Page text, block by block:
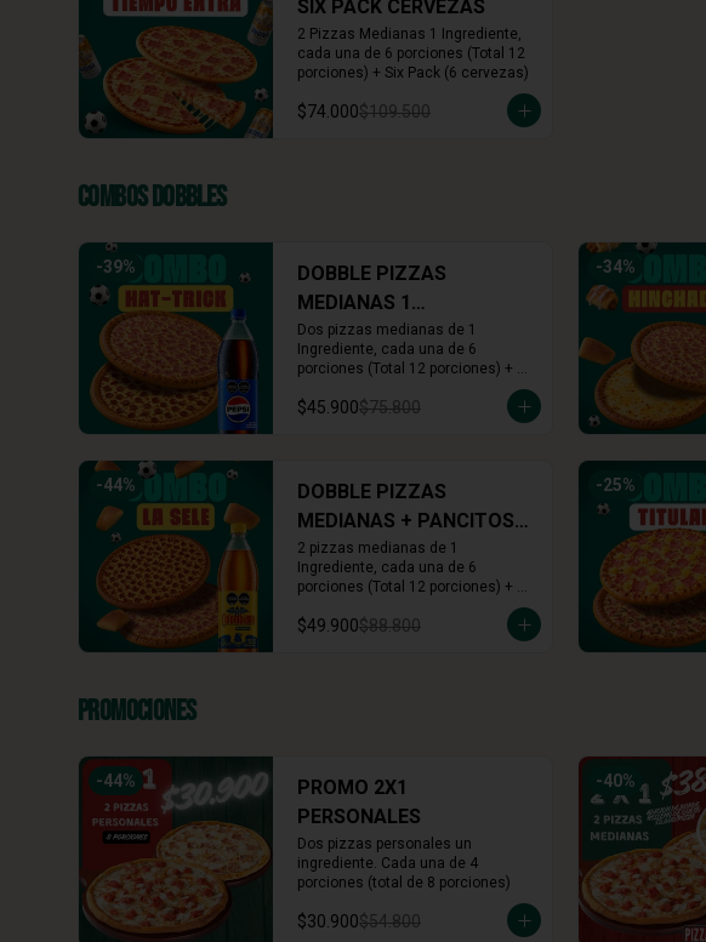
SIX PACK CERVEZAS
2 Pizzas Medianas 1 Ingrediente,
cada una de 6 porciones (Total 12
porciones) + Six Pack (6 cervezas)
$74.000$109.500
Combos Dobbles
-39%
DOBBLE PIZZAS
MEDIANAS 1
INGREDIENTE + BEBIDA
1.5L
Dos pizzas medianas de 1
Ingrediente, cada una de 6
porciones (Total 12 porciones) +
Colombiana o Manzana)
$45.900$75.800
-34%
-44%
DOBBLE PIZZAS
MEDIANAS + PANCITOS
X6 + BEBIDA 1.5L
2 pizzas medianas de 1
Ingrediente, cada una de 6
porciones (Total 12 porciones) +
Gaseosa 1.5 L (A tu elección)
$49.900$88.800
-25%
Promociones
-44%
PROMO 2X1
PERSONALES
Dos pizzas personales un
ingrediente. Cada una de 4
porciones (total de 8 porciones)
$30.900$54.800
-40%